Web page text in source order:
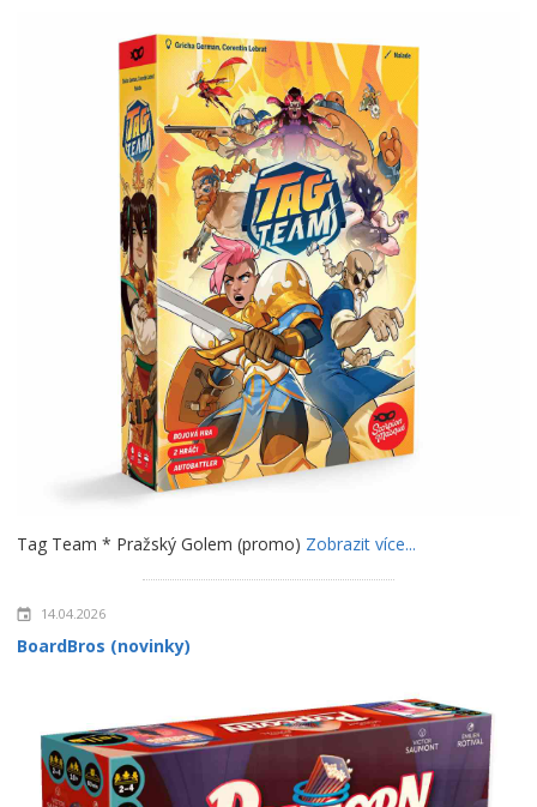
Tag Team * Pražský Golem (promo) Zobrazit více...
14.04.2026
BoardBros (novinky)